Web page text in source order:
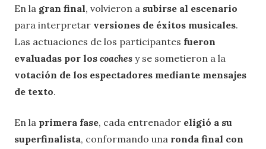
En la gran final, volvieron a subirse al escenario
para interpretar versiones de éxitos musicales.
Las actuaciones de los participantes fueron
evaluadas por los coaches y se sometieron a la
votación de los espectadores mediante mensajes
de texto.
En la primera fase, cada entrenador eligió a su
superfinalista, conformando una ronda final con